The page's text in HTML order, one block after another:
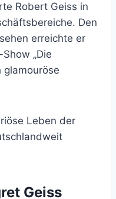
Robert Geiss in
Den
erreichte er
„Die
glamouröse
Leben der
Geiss